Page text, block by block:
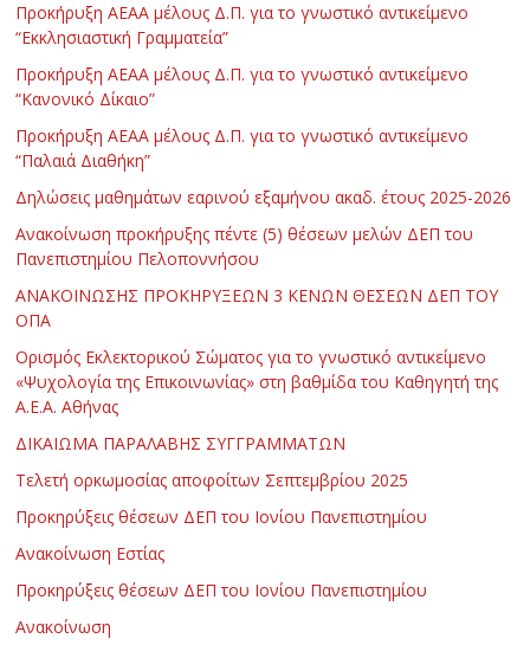
Προκήρυξη ΑΕΑΑ μέλους Δ.Π. για το γνωστικό αντικείμενο
“Εκκλησιαστική Γραμματεία”
Προκήρυξη ΑΕΑΑ μέλους Δ.Π. για το γνωστικό αντικείμενο
“Κανονικό Δίκαιο”
Προκήρυξη ΑΕΑΑ μέλους Δ.Π. για το γνωστικό αντικείμενο
“Παλαιά Διαθήκη”
Δηλώσεις μαθημάτων εαρινού εξαμήνου ακαδ. έτους 2025-2026
Ανακοίνωση προκήρυξης πέντε (5) θέσεων μελών ΔΕΠ του
Πανεπιστημίου Πελοποννήσου
ΑΝΑΚΟΙΝΩΣΗΣ ΠΡΟΚΗΡΥΞΕΩΝ 3 ΚΕΝΩΝ ΘΕΣΕΩΝ ΔΕΠ ΤΟΥ
ΟΠΑ
Ορισμός Εκλεκτορικού Σώματος για το γνωστικό αντικείμενο
«Ψυχολογία της Επικοινωνίας» στη βαθμίδα του Καθηγητή της
Α.Ε.Α. Αθήνας
ΔΙΚΑΙΩΜΑ ΠΑΡΑΛΑΒΗΣ ΣΥΓΓΡΑΜΜΑΤΩΝ
Τελετή ορκωμοσίας αποφοίτων Σεπτεμβρίου 2025
Προκηρύξεις θέσεων ΔΕΠ του Ιονίου Πανεπιστημίου
Ανακοίνωση Εστίας
Προκηρύξεις θέσεων ΔΕΠ του Ιονίου Πανεπιστημίου
Ανακοίνωση